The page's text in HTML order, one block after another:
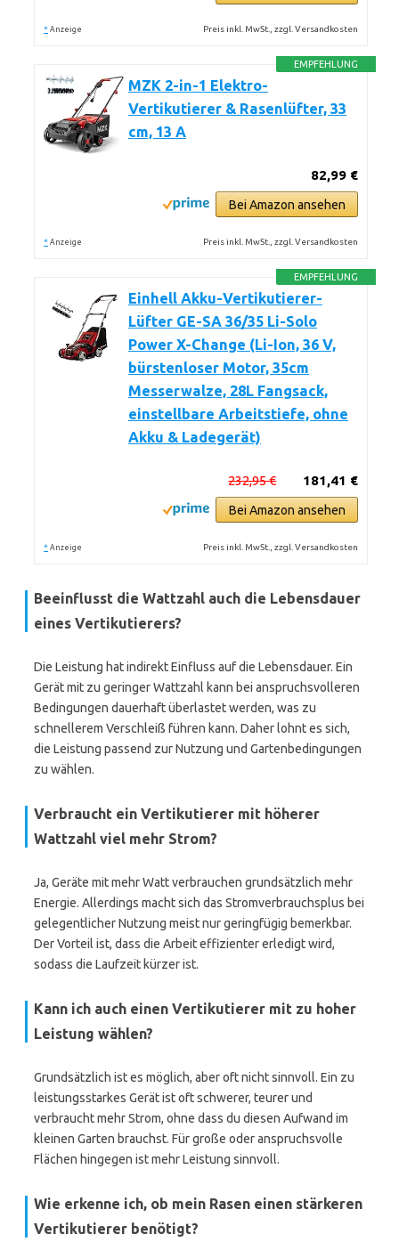
* Anzeige Preis inkl. MwSt., zzgl. Versandkosten
EMPFEHLUNG
MZK 2-in-1 Elektro-
Vertikutierer & Rasenlüfter, 33
cm, 13 A
82,99 €
Bei Amazon ansehen
* Anzeige Preis inkl. MwSt., zzgl. Versandkosten
EMPFEHLUNG
Einhell Akku-Vertikutierer-
Lüfter GE-SA 36/35 Li-Solo
Power X-Change (Li-Ion, 36 V,
bürstenloser Motor, 35cm
Messerwalze, 28L Fangsack,
einstellbare Arbeitstiefe, ohne
Akku & Ladegerät)
181,41 €
232,95 €
Bei Amazon ansehen
* Anzeige Preis inkl. MwSt., zzgl. Versandkosten
Beeinflusst die Wattzahl auch die Lebensdauer
eines Vertikutierers?
Die Leistung hat indirekt Einfluss auf die Lebensdauer. Ein
Gerät mit zu geringer Wattzahl kann bei anspruchsvolleren
Bedingungen dauerhaft überlastet werden, was zu
schnellerem Verschleiß führen kann. Daher lohnt es sich,
die Leistung passend zur Nutzung und Gartenbedingungen
zu wählen.
Verbraucht ein Vertikutierer mit höherer
Wattzahl viel mehr Strom?
Ja, Geräte mit mehr Watt verbrauchen grundsätzlich mehr
Energie. Allerdings macht sich das Stromverbrauchsplus bei
gelegentlicher Nutzung meist nur geringfügig bemerkbar.
Der Vorteil ist, dass die Arbeit effizienter erledigt wird,
sodass die Laufzeit kürzer ist.
Kann ich auch einen Vertikutierer mit zu hoher
Leistung wählen?
Grundsätzlich ist es möglich, aber oft nicht sinnvoll. Ein zu
leistungsstarkes Gerät ist oft schwerer, teurer und
verbraucht mehr Strom, ohne dass du diesen Aufwand im
kleinen Garten brauchst. Für große oder anspruchsvolle
Flächen hingegen ist mehr Leistung sinnvoll.
Wie erkenne ich, ob mein Rasen einen stärkeren
Vertikutierer benötigt?